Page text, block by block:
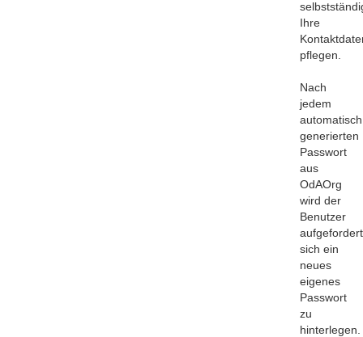
Ihre
pflegen.
Nach
jedem
automatisch
generierten
Passwort
aus
OdAOrg
wird der
Benutzer
aufgefordert
sich ein
neues
eigenes
Passwort
zu
hinterlegen.